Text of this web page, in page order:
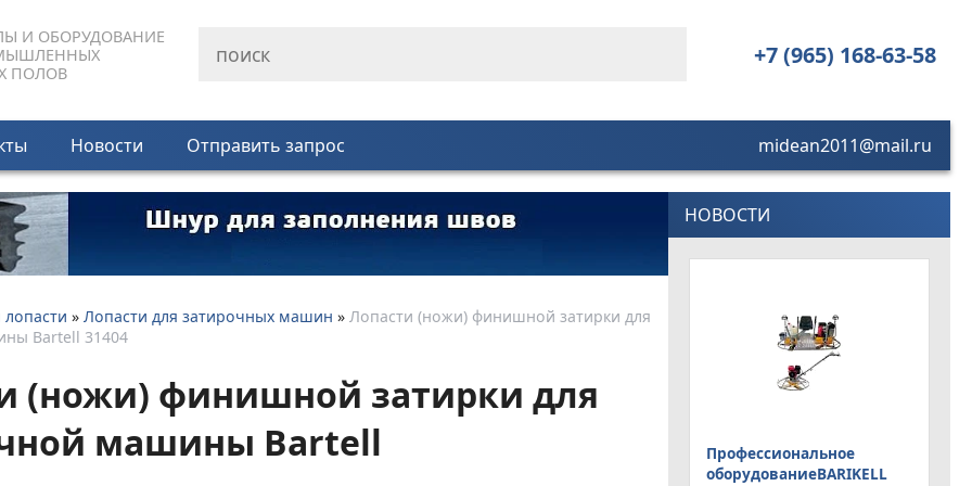
И ОБОРУДОВАНИЕ
ПОЛОВ
+7 (965) 168-63-58
Новости Отправить запрос midean2011@mail.ru
» Лопасти для затирочных машин » Лопасти (ножи) финишной затирки для
Bartell 31404
(ножи) финишной затирки для
машины Bartell
НОВОСТИ
Профессиональное
оборудованиеBARIKELL